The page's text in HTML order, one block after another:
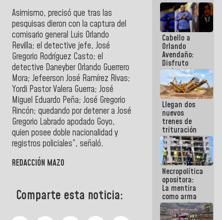
Asimismo, precisó que tras las
pesquisas dieron con la captura del
comisario general Luis Orlando
Revilla; el detective jefe, José
Gregorio Rodríguez Casto; el
detective Daneyber Orlando Guerrero
Mora; Jefeerson José Ramírez Rivas;
Yordi Pastor Valera Guerra; José
Miguel Eduardo Peña; José Gregorio
Rincón; quedando por detener a José
Gregorio Labrado apodado Goyo,
quien posee doble nacionalidad y
registros policiales”, señaló.
REDACCIÓN MAZO
Comparte esta noticia:
Cabello a
Orlando
Avendaño:
Disfruto
cada vez
que escribes
porque lo
que haces
es
embarrarla
Llegan dos
nuevos
trenes de
trituración
para
optimizar
manejo de
escombros
en La Guaira
Necropolítica
opositora:
La mentira
como arma
contra el
Pueblo